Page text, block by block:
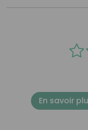
En savoir